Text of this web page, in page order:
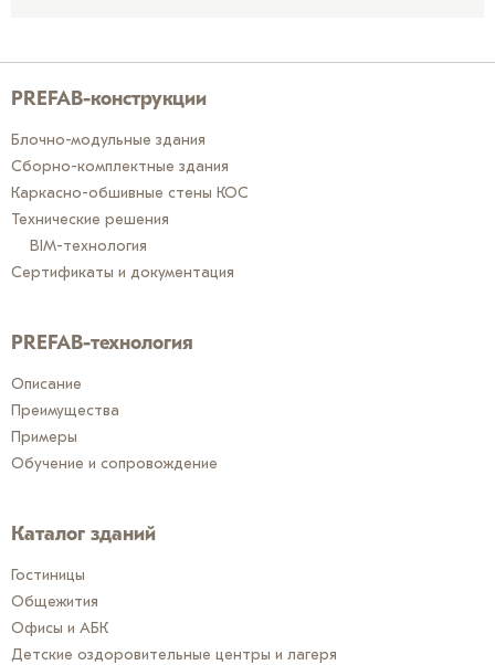
PREFAB-конструкции
Блочно-модульные здания
Сборно-комплектные здания
Каркасно-обшивные стены КОС
Технические решения
BIM-технология
Сертификаты и документация
PREFAB-технология
Описание
Преимущества
Примеры
Обучение и сопровождение
Каталог зданий
Гостиницы
Общежития
Офисы и АБК
Детские оздоровительные центры и лагеря